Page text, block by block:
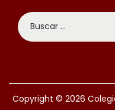
Copyright © 2026